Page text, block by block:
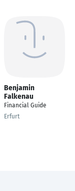
Benjamin
Falkenau
Financial Guide
Erfurt